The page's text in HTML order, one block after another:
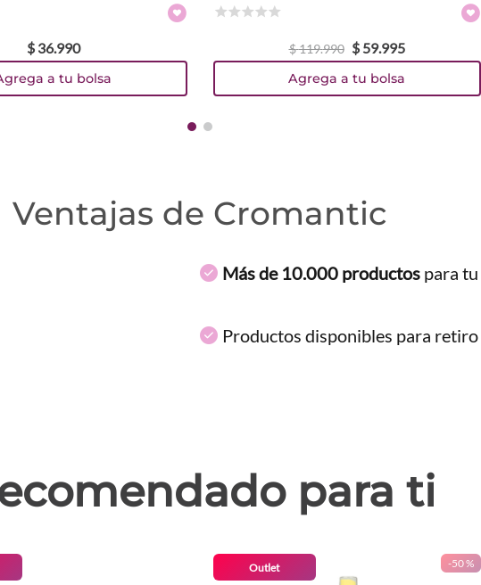
$ 36.990
a tu bolsa
$119.990 $ 59.995
Agrega a tu bolsa
Ventajas de Cromantic
Más de 10.000 productos para
Productos disponibles para retiro
para ti
Outlet -50 %